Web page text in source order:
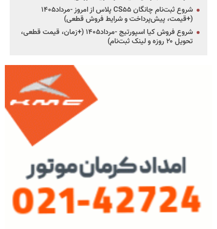
شروع ثبت‌نام چانگان CS۵۵ پلاس از امروز -مرداد۱۴۰۵
(+قیمت، پیش‌پرداخت و شرایط فروش قطعی)
شروع فروش کیا اسپورتیج -مرداد۱۴۰۵ (+زمان، قیمت قطعی،
تحویل ۲۰ روزه و لینک ثبت‌نام)